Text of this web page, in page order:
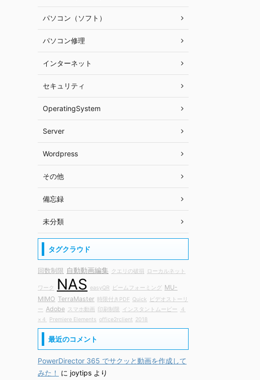
パソコン（ソフト）
パソコン修理
インターネット
セキュリティ
OperatingSystem
Server
Wordpress
その他
備忘録
未分類
タグクラウド
回数制限 自動動画編集 クエリの破損 ローカルネット
ワーク NAS easyQR ビームフォーミング
MU-
MIMO TerraMaster 時限付きPDF Quick
ビデオストーリ
ー Adobe スマホ動画 印刷制限 インスタントムービー
４
×４
Premiere Elements office2rclient 2018
最近のコメント
PowerDirector 365 でサクッと動画を作成して
みた！
に joytips より